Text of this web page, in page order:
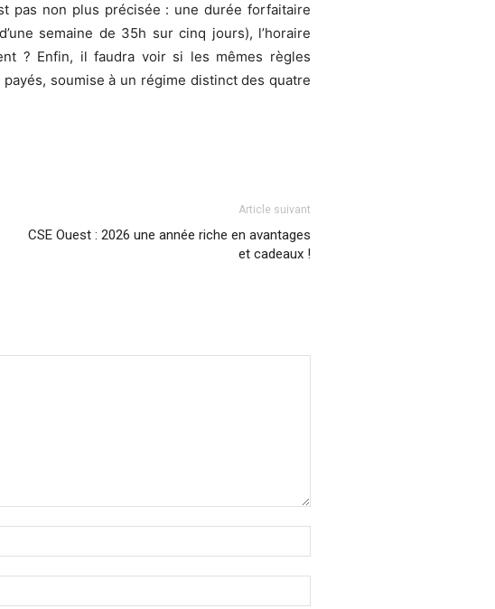
pas non plus précisée : une durée forfaitaire
semaine de 35h sur cinq jours), l’horaire
? Enfin, il faudra voir si les mêmes règles
soumise à un régime distinct des quatre
Article suivant
CSE Ouest : 2026 une année riche en avantages
et cadeaux !